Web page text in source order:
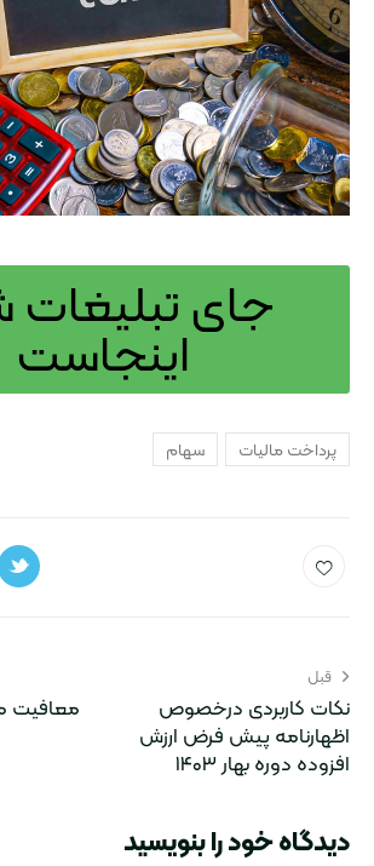
جای تبلیغات
اینجاست
پرداخت مالیات سهام
قبل
نکات کاربردی درخصوص
اظهارنامه پیش فرض ارزش
افزوده دوره بهار ۱۴۰۳
معافیت
دیدگاه‌ خود را بنویسید